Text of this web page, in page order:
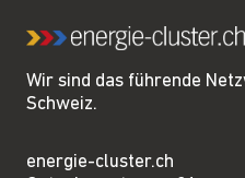
Wir sind das führende
Schweiz.
energie-cluster.ch